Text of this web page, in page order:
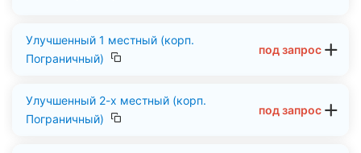
Улучшенный 1 местный (корп.
Пограничный)
под запрос
Улучшенный 2-х местный (корп.
Пограничный)
под запрос